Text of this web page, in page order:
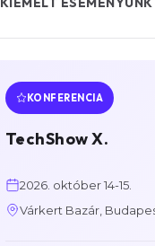
KONFERENCIA
TechShow X.
2026. október 14-15.
Várkert Bazár,